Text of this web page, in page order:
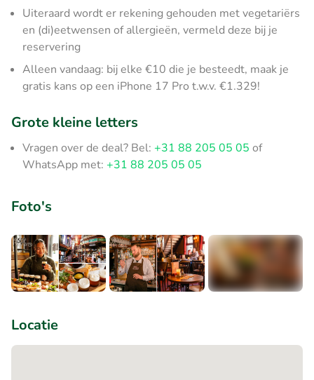
Uiteraard wordt er rekening gehouden met vegetariërs
en (di)eetwensen of allergieën, vermeld deze bij je
reservering
Alleen vandaag: bij elke €10 die je besteedt, maak je
gratis kans op een iPhone 17 Pro t.w.v. €1.329!
Grote kleine letters
Vragen over de deal? Bel: +31 88 205 05 05 of
WhatsApp met: +31 88 205 05 05
Foto's
Locatie